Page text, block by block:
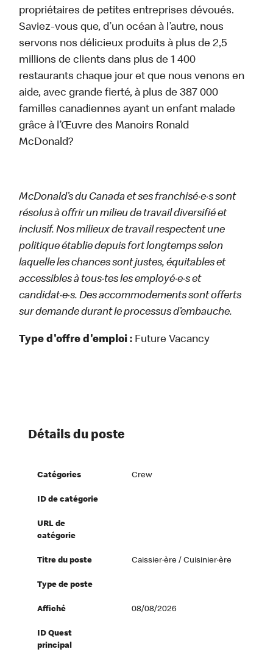
propriétaires de petites entreprises dévoués.
Saviez-vous que, d’un océan à l’autre, nous
servons nos délicieux produits à plus de 2,5
millions de clients dans plus de 1 400
restaurants chaque jour et que nous venons en
aide, avec grande fierté, à plus de 387 000
familles canadiennes ayant un enfant malade
grâce à l’Œuvre des Manoirs Ronald
McDonald?
McDonald’s du Canada et ses franchisé·e·s sont
résolus à offrir un milieu de travail diversifié et
inclusif. Nos milieux de travail respectent une
politique établie depuis fort longtemps selon
laquelle les chances sont justes, équitables et
accessibles à tous·tes les employé·e·s et
candidat·e·s. Des accommodements sont offerts
sur demande durant le processus d’embauche.
Type d'offre d'emploi : Future Vacancy
Détails du poste
Catégories Crew
ID de catégorie
URL de
catégorie
Titre du poste Caissier·ère / Cuisinier·ère
Type de poste
Affiché 08/08/2026
ID Quest
principal